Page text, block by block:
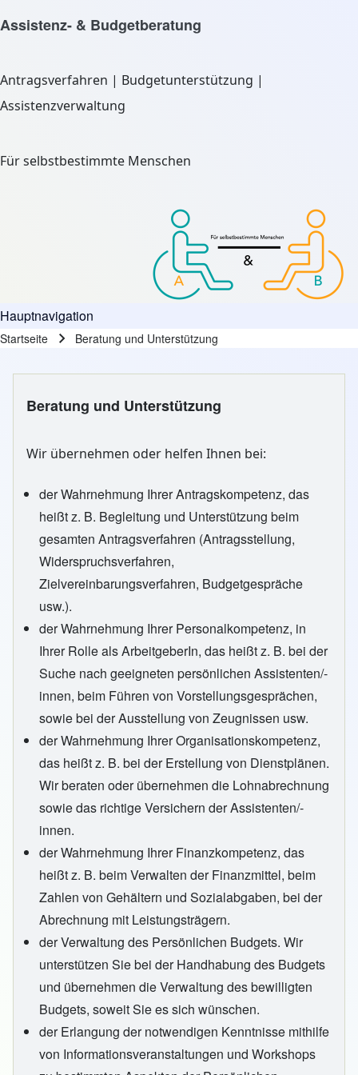
Assistenz- & Budgetberatung
Antragsverfahren | Budgetunterstützung |
Assistenzverwaltung
Für selbstbestimmte Menschen
Hauptnavigation
Startseite Beratung und Unterstützung
Beratung und Unterstützung
Wir übernehmen oder helfen Ihnen bei:
der Wahrnehmung Ihrer Antragskompetenz, das
heißt z. B. Begleitung und Unterstützung beim
gesamten Antragsverfahren (Antragsstellung,
Widerspruchsverfahren,
Zielvereinbarungsverfahren, Budgetgespräche
usw.).
der Wahrnehmung Ihrer Personalkompetenz, in
Ihrer Rolle als ArbeitgeberIn, das heißt z. B. bei der
Suche nach geeigneten persönlichen Assistenten/-
innen, beim Führen von Vorstellungsgesprächen,
sowie bei der Ausstellung von Zeugnissen usw.
der Wahrnehmung Ihrer Organisationskompetenz,
das heißt z. B. bei der Erstellung von Dienstplänen.
Wir beraten oder übernehmen die Lohnabrechnung
sowie das richtige Versichern der Assistenten/-
innen.
der Wahrnehmung Ihrer Finanzkompetenz, das
heißt z. B. beim Verwalten der Finanzmittel, beim
Zahlen von Gehältern und Sozialabgaben, bei der
Abrechnung mit Leistungsträgern.
der Verwaltung des Persönlichen Budgets. Wir
unterstützen Sie bei der Handhabung des Budgets
und übernehmen die Verwaltung des bewilligten
Budgets, soweit Sie es sich wünschen.
der Erlangung der notwendigen Kenntnisse mithilfe
von Informationsveranstaltungen und Workshops